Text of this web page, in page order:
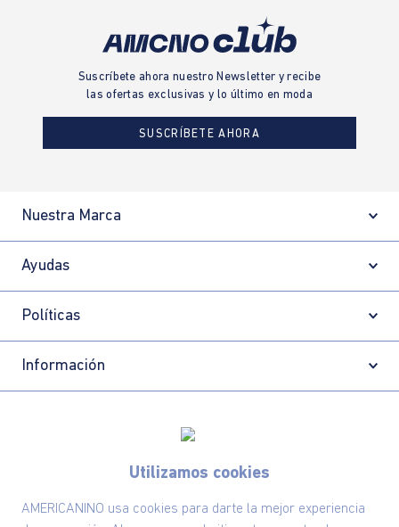
Utilizamos cookies
AMERICANINO usa cookies para darte la mejor experiencia
Suscríbete ahora nuestro Newsletter y recibe
las ofertas exclusivas y lo último en moda
SUSCRÍBETE AHORA
Nuestra Marca
Ayudas
Políticas
Información